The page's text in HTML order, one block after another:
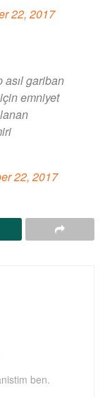
22, 2017
asıl gariban
emniyet
22, 2017
ben.